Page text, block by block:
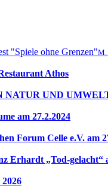
M.
Athos
UND UMWELT
am 27.2.2024
Forum Celle e.V. am
„Tod-gelacht“